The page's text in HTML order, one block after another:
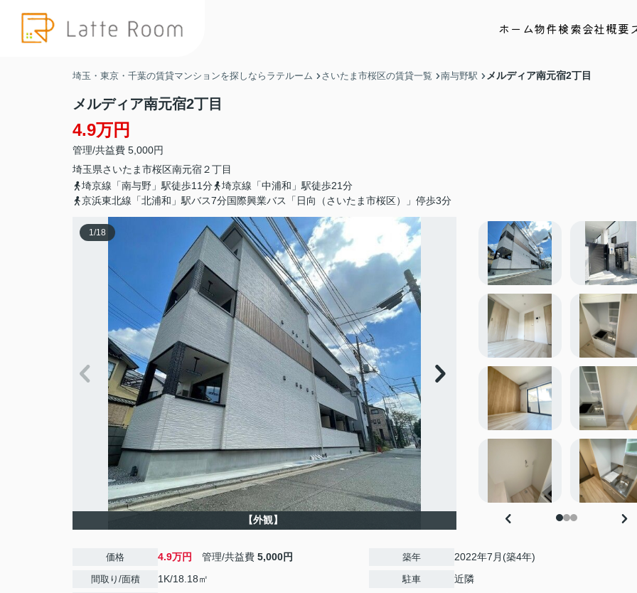
ホーム物件検索会社概要
埼玉・東京・千葉の賃貸マンションを探しならラテルーム さいたま市桜区の賃貸一覧 南与野駅 メルディア南元宿2丁目
メルディア南元宿2丁目
4.9万円
管理/共益費 5,000円
埼玉県さいたま市桜区南元宿２丁目
埼京線「南与野」駅徒歩11分
埼京線「中浦和」駅徒歩21分
京浜東北線「北浦和」駅バス7分国際興業バス「日向（さいたま市桜区）」停歩3分
1/18
【外観】
価格 4.9万円 管理/共益費 5,000円
間取り/面積 1K/18.18㎡
築年 2022年7月(築4年)
駐車 近隣